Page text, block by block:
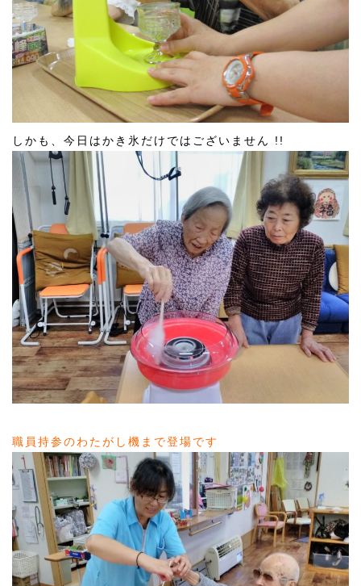
しかも、今日はかき氷だけではございません !!
職員持参のわたがし機まで登場です